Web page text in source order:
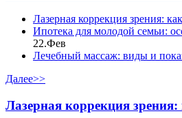
Лазерная коррекция зрения:
Ипотека для молодой семьи:
22.Фев
Лечебный массаж: виды и
Далее>>
Лазерная коррекция зрения: